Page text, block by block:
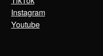
Instagram
Youtube